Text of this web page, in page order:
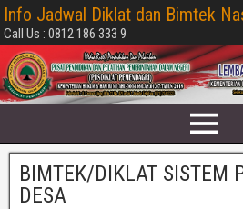
Info Jadwal Diklat dan Bimtek
Call Us : 0812 186 333 9
BIMTEK/DIKLAT SISTEM
DESA